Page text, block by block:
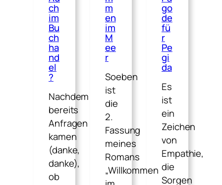
ch
im
Bu
ch
ha
nd
el
?
Nachdem
bereits
Anfragen
kamen
(danke,
danke),
ob
m
en
im
M
ee
r
Soeben
ist
die
2.
Fassung
meines
Romans
„Willkommen
go
de
fü
r
Pe
gi
da
Es
ist
ein
Zeichen
von
Empathie,
die
Sorgen